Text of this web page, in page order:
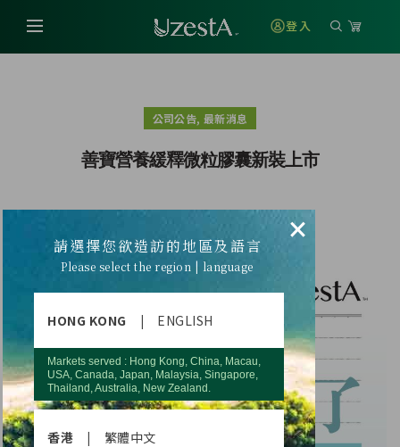
登入
公司公告, 最新消息
善寶營養緩釋微粒膠囊新裝上市
全新包裝 讓您久等了 ×
請選擇您欲造訪的地區及語言
Please select the region | language
HONG KONG | ENGLISH
Markets served : Hong Kong, China, Macau,
USA, Canada, Japan, Malaysia, Singapore,
Thailand, Australia, New Zealand.
香港 | 繁體中文